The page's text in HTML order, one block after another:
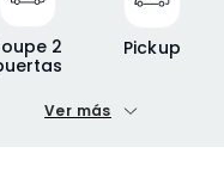
2
Pickup
Precio máximo
Ver más